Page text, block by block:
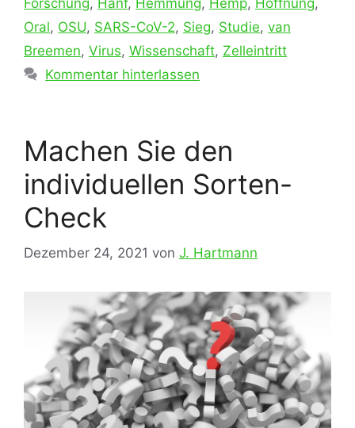
Forschung, Hanf, Hemmung, Hemp, Hoffnung,
Oral, OSU, SARS-CoV-2, Sieg, Studie, van
Breemen, Virus, Wissenschaft, Zelleintritt
Kommentar hinterlassen
Machen Sie den
individuellen Sorten-
Check
Dezember 24, 2021 von J. Hartmann